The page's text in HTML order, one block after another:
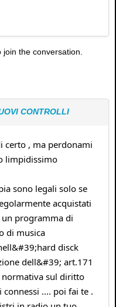
join the conversation.
CONTROLLI
certo , ma perdonami
limpidissimo
sono legali solo se
acquistati
programma di
di musica
disck
dell&#39; art.171
normativa sul diritto
.... poi fai te .